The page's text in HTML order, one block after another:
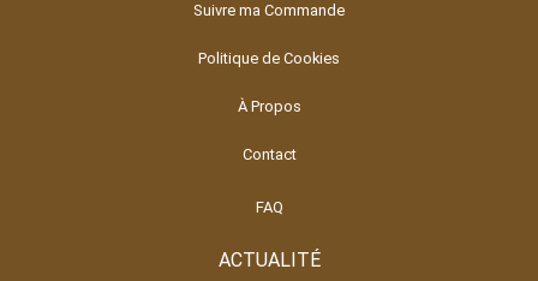
Suivre ma Commande
Politique de Cookies
À Propos
Contact
FAQ
ACTUALITÉ